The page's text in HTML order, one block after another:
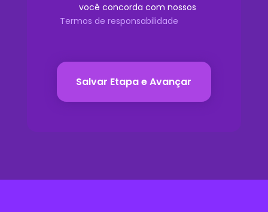
você concorda com nossos
Termos de responsabilidade
Salvar Etapa e Avançar